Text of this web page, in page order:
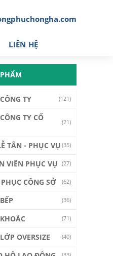
LIÊN HỆ
TY (121)
TY CỔ
(21)
TÂN - PHỤC VỤ (35)
VIÊN PHỤC VỤ (27)
CÔNG SỞ (62)
(36)
(71)
OVERSIZE (40)